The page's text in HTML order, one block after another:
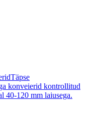
Täpse
konveierid kontrollitud
40-120 mm laiusega.